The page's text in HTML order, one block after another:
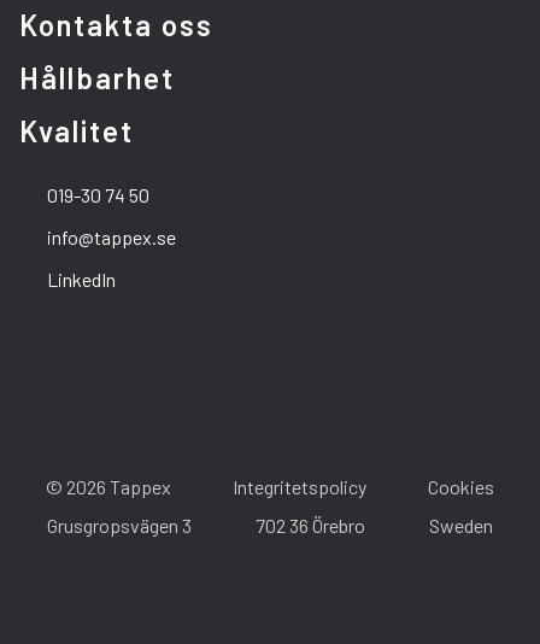
Kontakta oss
Hållbarhet
Kvalitet
019-30 74 50
info@tappex.se
LinkedIn
© 2026 Tappex Integritetspolicy
Cookies
Grusgropsvägen 3
702 36 Örebro Sweden